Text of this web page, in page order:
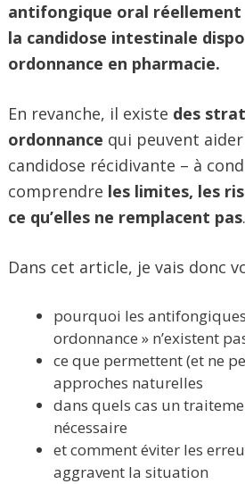
antifongique oral
la candidose intestinale
ordonnance en pharmacie.
En revanche, il existe des
ordonnance qui peuvent
candidose récidivante – à
comprendre les limites, les
ce qu’elles ne remplacent pas.
Dans cet article, je vais donc
pourquoi les
ordonnance » n’existent
ce que permettent (et ne
approches naturelles
dans quels cas un
nécessaire
et comment éviter les
aggravent la situation